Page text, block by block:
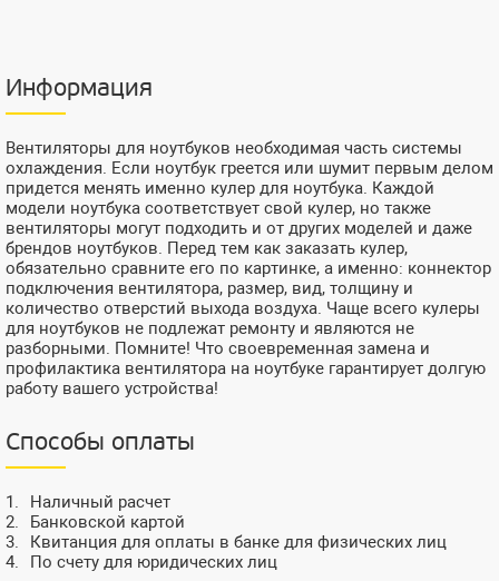
Информация
Вентиляторы для ноутбуков необходимая часть системы
охлаждения. Если ноутбук греется или шумит первым делом
придется менять именно кулер для ноутбука. Каждой
модели ноутбука соответствует свой кулер, но также
вентиляторы могут подходить и от других моделей и даже
брендов ноутбуков. Перед тем как заказать кулер,
обязательно сравните его по картинке, а именно: коннектор
подключения вентилятора, размер, вид, толщину и
количество отверстий выхода воздуха. Чаще всего кулеры
для ноутбуков не подлежат ремонту и являются не
разборными. Помните! Что своевременная замена и
профилактика вентилятора на ноутбуке гарантирует долгую
работу вашего устройства!
Способы оплаты
Наличный расчет
Банковской картой
Квитанция для оплаты в банке для физических лиц
По счету для юридических лиц